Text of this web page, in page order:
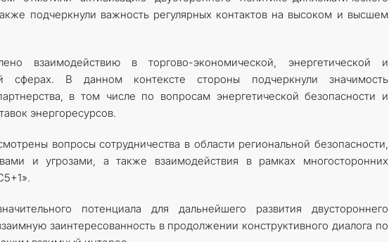
подчеркнули важность регулярных контактов на высоком и высшем
взаимодействию в торгово-экономической, энергетической и
сферах. В данном контексте стороны подчеркнули значимость
в том числе по вопросам энергетической безопасности и
энергоресурсов.
вопросы сотрудничества в области региональной безопасности,
и угрозами, а также взаимодействия в рамках многосторонних
потенциала для дальнейшего развития двустороннего
заинтересованность в продолжении конструктивного диалога по